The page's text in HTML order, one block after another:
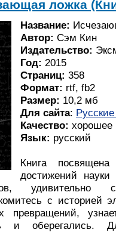
ложка
Название:
Автор: Сэм Кин
Издательство:
Год: 2015
Страниц: 358
Формат: rtf, fb2
Размер: 10,2 мб
Для сайта: Русские
Качество: хорошее
Язык: русский
Книга
достижений
удивительно
с историей
превращений,
и оберегались.